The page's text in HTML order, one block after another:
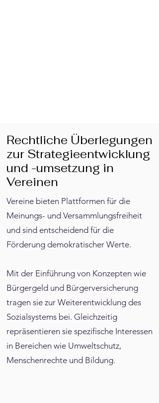
Rechtliche Überlegungen
zur Strategieentwicklung
und -umsetzung in
Vereinen
Vereine bieten Plattformen für die
Meinungs- und Versammlungsfreiheit
und sind entscheidend für die
Förderung demokratischer Werte.
Mit der Einführung von Konzepten wie
Bürgergeld und Bürgerversicherung
tragen sie zur Weiterentwicklung des
Sozialsystems bei. Gleichzeitig
repräsentieren sie spezifische Interessen
in Bereichen wie Umweltschutz,
Menschenrechte und Bildung.